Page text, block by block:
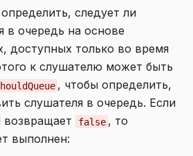
следует ли
в очередь на основе
доступных только во время
к слушателю может быть
, чтобы определить,
слушателя в очередь. Если
возвращает false , то
выполнен: